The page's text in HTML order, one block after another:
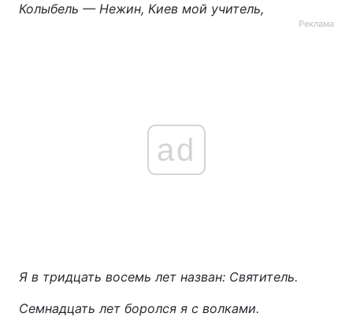
Колыбель — Нежин, Киев мой учитель,
Реклама
ad
Я в тридцать восемь лет назван: Святитель.
Семнадцать лет боролся я с волками.